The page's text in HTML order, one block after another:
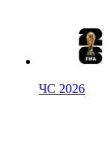
ЧС 2026